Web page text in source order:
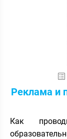
Реклама и
Как